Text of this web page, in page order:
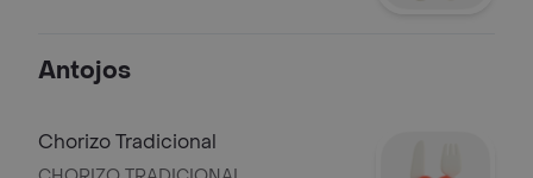
Antojos
Chorizo Tradicional